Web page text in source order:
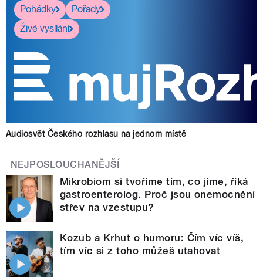
Pohádky
Pořady
Živé vysílání
Audiosvět Českého rozhlasu na jednom místě
NEJPOSLOUCHANĚJŠÍ
Mikrobiom si tvoříme tím, co jíme, říká
gastroenterolog. Proč jsou onemocnění
střev na vzestupu?
Kozub a Krhut o humoru: Čím víc víš,
tím víc si z toho můžeš utahovat